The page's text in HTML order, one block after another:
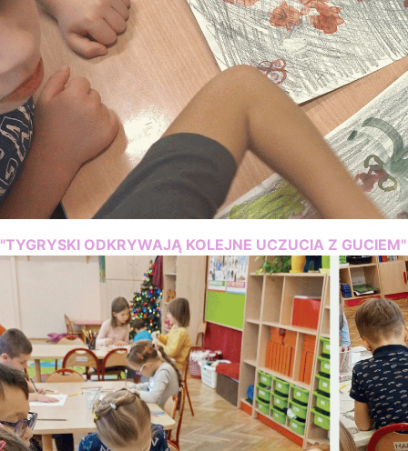
"TYGRYSKI ODKRYWAJĄ KOLEJNE UCZUCIA Z GUCIEM"